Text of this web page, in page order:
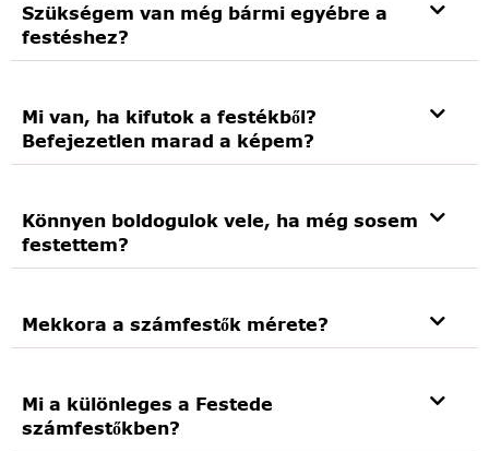
Szükségem van még bármi egyébre a
festéshez?
Mi van, ha kifutok a festékből?
Befejezetlen marad a képem?
Könnyen boldogulok vele, ha még sosem
festettem?
Mekkora a számfestők mérete?
Mi a különleges a Festede
számfestőkben?